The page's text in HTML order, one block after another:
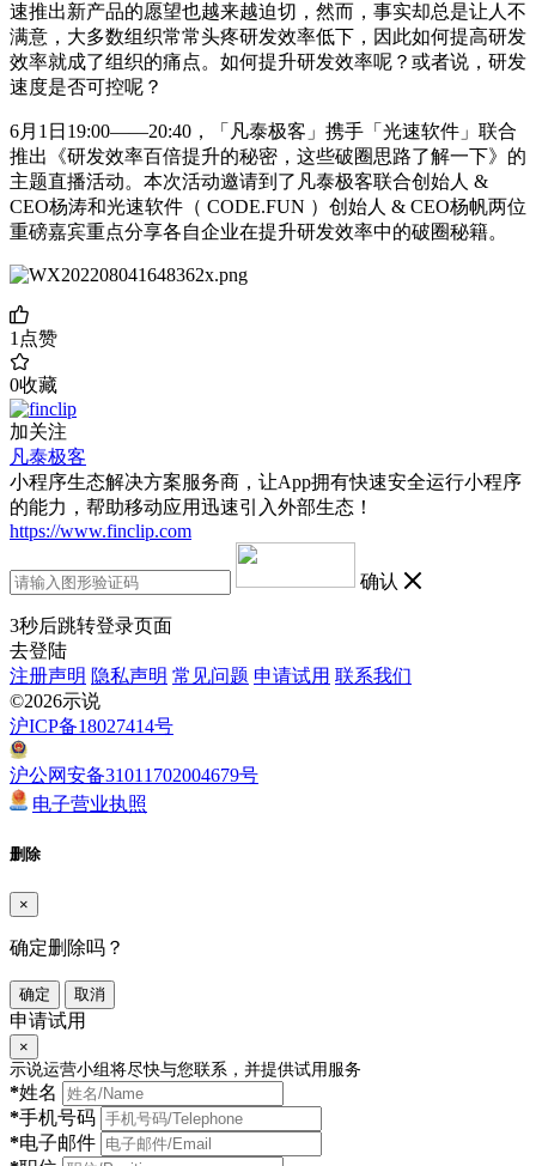
速推出新产品的愿望也越来越迫切，然而，事实却总是让人不
满意，大多数组织常常头疼研发效率低下，因此如何提高研发
效率就成了组织的痛点。如何提升研发效率呢？或者说，研发
速度是否可控呢？
6月1日19:00——20:40，「凡泰极客」携手「光速软件」联合
推出《研发效率百倍提升的秘密，这些破圈思路了解一下》的
主题直播活动。本次活动邀请到了凡泰极客联合创始人 &
CEO杨涛和光速软件（ CODE.FUN ）创始人 & CEO杨帆两位
重磅嘉宾重点分享各自企业在提升研发效率中的破圈秘籍。
1点赞
0收藏
加关注
凡泰极客
小程序生态解决方案服务商，让App拥有快速安全运行小程序
的能力，帮助移动应用迅速引入外部生态！
https://www.finclip.com
确认
3秒后跳转登录页面
去登陆
注册声明 隐私声明 常见问题 申请试用 联系我们
©2026示说
沪ICP备18027414号
沪公网安备31011702004679号
电子营业执照
删除
×
确定删除吗？
确定 取消
申请试用
×
示说运营小组将尽快与您联系，并提供试用服务
*姓名
*手机号码
*电子邮件